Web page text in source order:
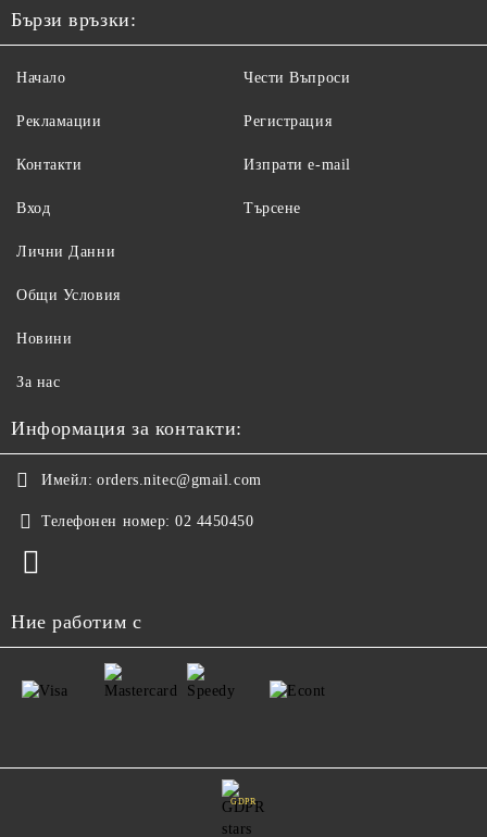
Бързи връзки:
Начало
Рекламации
Контакти
Вход
Чести Въпроси
Регистрация
Изпрати e-mail
Търсене
Лични Данни
Общи Условия
Новини
За нас
Информация за контакти:
Имейл: orders.nitec@gmail.com
Телефонен номер: 02 4450450
Ние работим с
GDPR